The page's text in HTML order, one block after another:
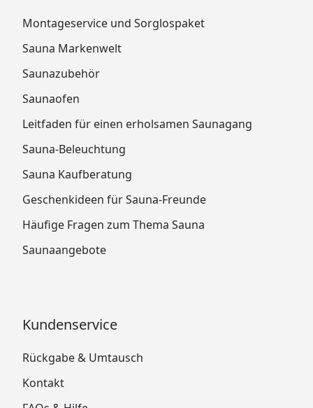
Montageservice und Sorglospaket
Sauna Markenwelt
Saunazubehör
Saunaofen
Leitfaden für einen erholsamen Saunagang
Sauna-Beleuchtung
Sauna Kaufberatung
Geschenkideen für Sauna-Freunde
Häufige Fragen zum Thema Sauna
Saunaangebote
Kundenservice
Rückgabe & Umtausch
Kontakt